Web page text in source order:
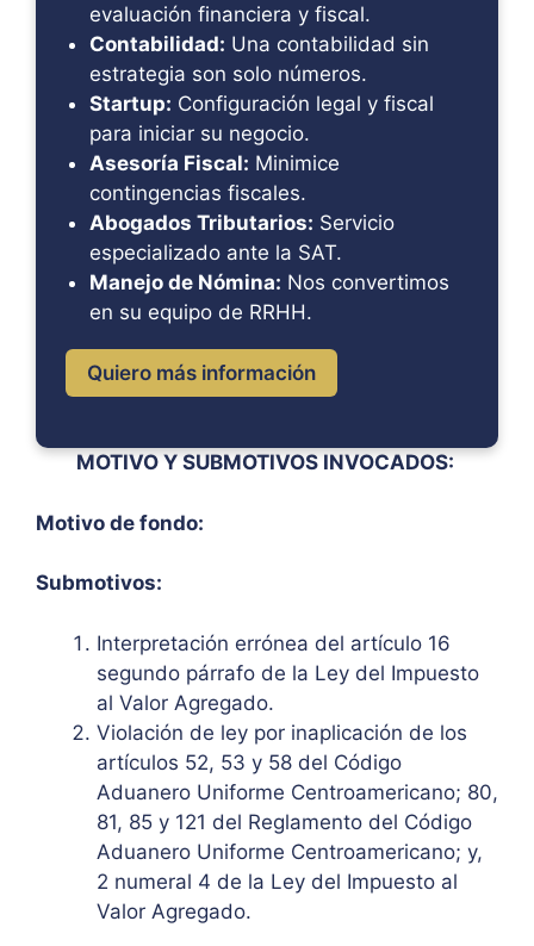
evaluación financiera y fiscal.
Contabilidad: Una contabilidad sin
estrategia son solo números.
Startup: Configuración legal y fiscal
para iniciar su negocio.
Asesoría Fiscal: Minimice
contingencias fiscales.
Abogados Tributarios: Servicio
especializado ante la SAT.
Manejo de Nómina: Nos convertimos
en su equipo de RRHH.
Quiero más información
MOTIVO Y SUBMOTIVOS INVOCADOS:
Motivo de fondo:
Submotivos:
Interpretación errónea del artículo 16
segundo párrafo de la Ley del Impuesto
al Valor Agregado.
Violación de ley por inaplicación de los
artículos 52, 53 y 58 del Código
Aduanero Uniforme Centroamericano; 80,
81, 85 y 121 del Reglamento del Código
Aduanero Uniforme Centroamericano; y,
2 numeral 4 de la Ley del Impuesto al
Valor Agregado.